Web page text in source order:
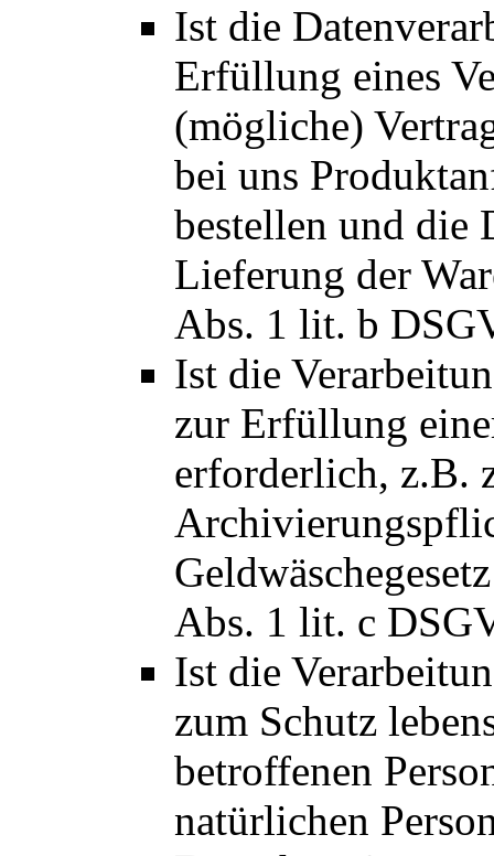
Ist die
Erfüllung eines
(mögliche)
bei uns
bestellen und die
Lieferung der
Abs. 1 lit. b
Ist die
zur Erfüllung
erforderlich, z.B.
Abs. 1 lit. c
Ist die
zum Schutz
betroffenen
natürlichen